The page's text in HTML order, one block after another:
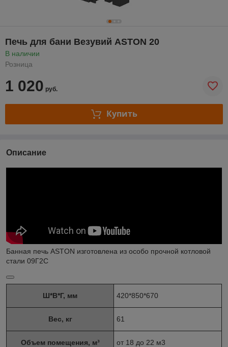
Печь для бани Везувий ASTON 20
В наличии
Розница
1 020 руб.
Купить
Описание
Банная печь ASTON изготовлена из особо прочной котловой
стали 09Г2С
Ш*В*Г, мм 420*850*670
Вес, кг 61
Объем помещения, м³ от 18 до 22 м3